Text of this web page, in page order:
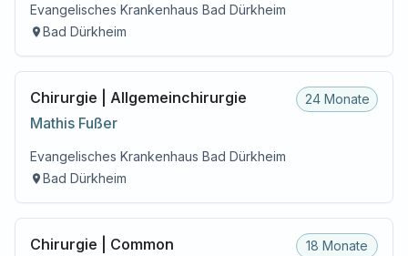
Evangelisches Krankenhaus Bad Dürkheim
Bad Dürkheim
Chirurgie | Allgemeinchirurgie
Mathis Fußer
24 Monate
Evangelisches Krankenhaus Bad Dürkheim
Bad Dürkheim
Chirurgie | Common
18 Monate